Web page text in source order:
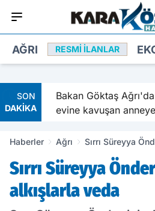
AĞRI RESMI İLANLAR
SON
DAKİKA
Bakan Göktaş
evine kavuşan
Haberler Ağrı
Sırrı Süreyya
Sırrı Süreyya
alkışlarla veda